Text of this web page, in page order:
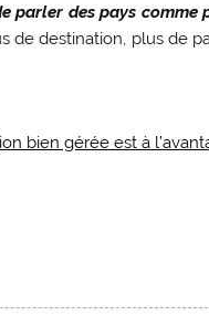
parler des pays comme
de destination, plus de
bien gérée est à